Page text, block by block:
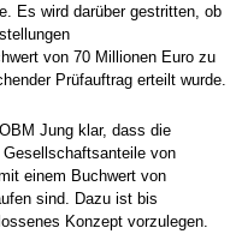
Es wird darüber gestritten, ob
von 70 Millionen Euro zu
Prüfauftrag erteilt wurde.
Jung klar, dass die
von
einem Buchwert von
sind. Dazu ist bis
Konzept vorzulegen.